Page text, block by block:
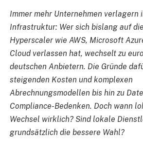
Immer mehr Unternehmen verlagern
Infrastruktur: Wer sich bislang auf
Hyperscaler wie AWS, Microsoft
Cloud verlassen hat, wechselt zu
deutschen Anbietern. Die Gründe
steigenden Kosten und komplexen
Abrechnungsmodellen bis hin zu
Compliance-Bedenken. Doch wann
Wechsel wirklich? Sind lokale
grundsätzlich die bessere Wahl?